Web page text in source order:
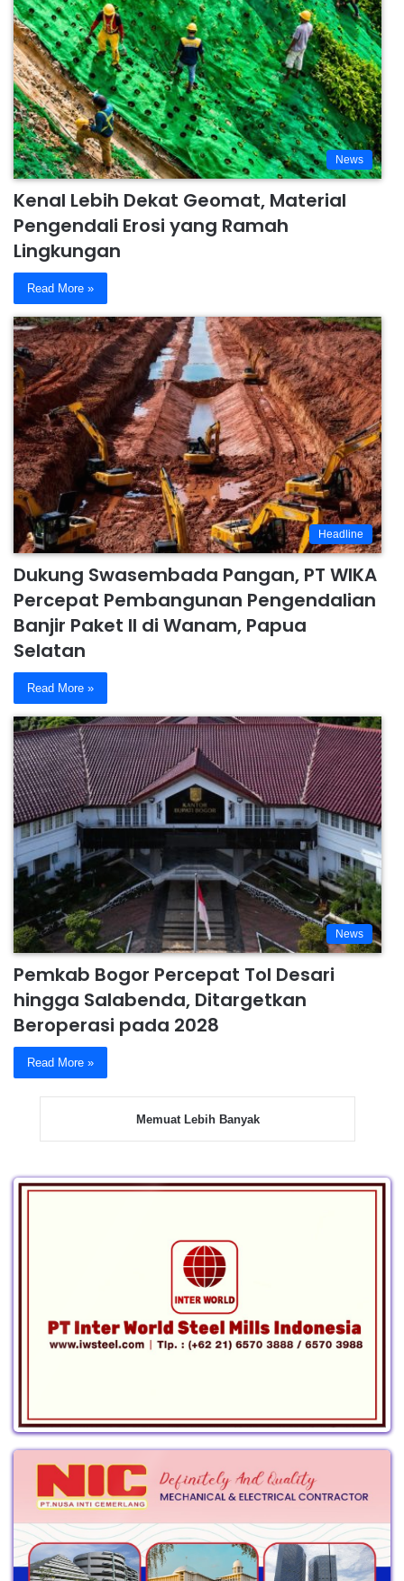
News
Kenal Lebih Dekat Geomat, Material
Pengendali Erosi yang Ramah
Lingkungan
Read More »
Headline
Dukung Swasembada Pangan, PT WIKA
Percepat Pembangunan Pengendalian
Banjir Paket II di Wanam, Papua
Selatan
Read More »
News
Pemkab Bogor Percepat Tol Desari
hingga Salabenda, Ditargetkan
Beroperasi pada 2028
Read More »
Memuat Lebih Banyak